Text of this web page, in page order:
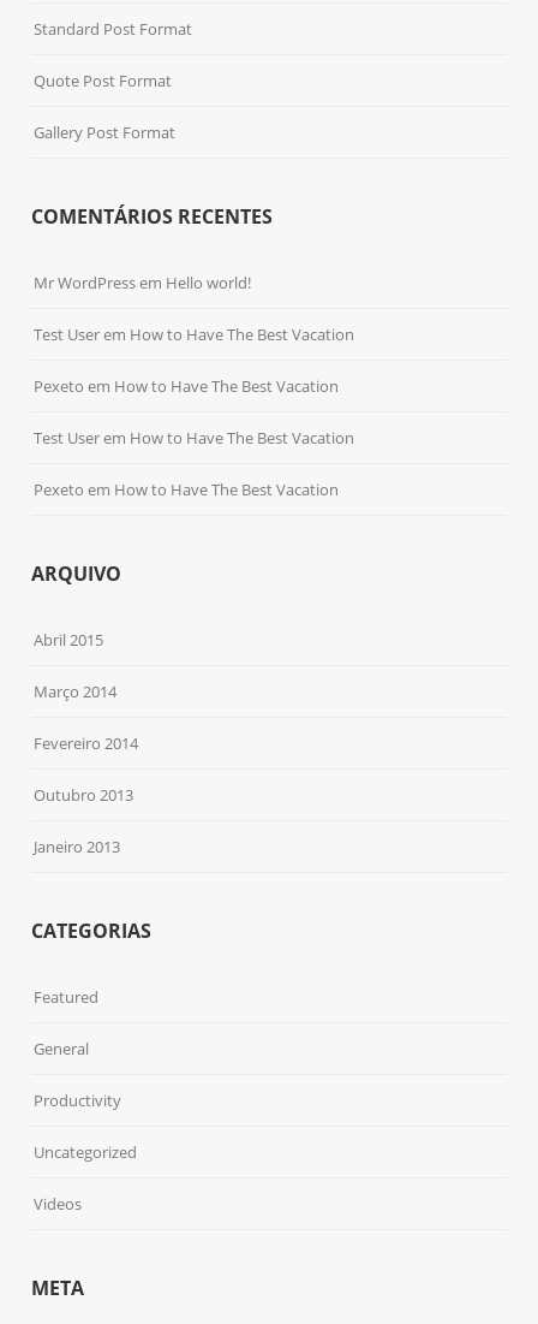
Standard Post Format
Quote Post Format
Gallery Post Format
COMENTÁRIOS RECENTES
Mr WordPressem Hello world!
Test Userem How to Have The Best Vacation
Pexeto em How to Have The Best Vacation
Test Userem How to Have The Best Vacation
Pexeto em How to Have The Best Vacation
ARQUIVO
Abril 2015
Março 2014
Fevereiro 2014
Outubro 2013
Janeiro 2013
CATEGORIAS
Featured
General
Productivity
Uncategorized
Videos
META